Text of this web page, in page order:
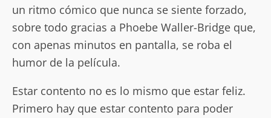
un ritmo cómico que nunca se siente forzado,
sobre todo gracias a Phoebe Waller-Bridge que,
con apenas minutos en pantalla, se roba el
humor de la película.
Estar contento no es lo mismo que estar feliz.
Primero hay que estar contento para poder